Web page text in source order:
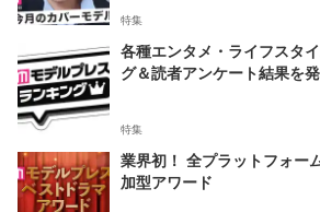
特集
各種エンタメ・ライフスタ
グ＆読者アンケート結果を
特集
業界初！ 全プラットフォー
加型アワード